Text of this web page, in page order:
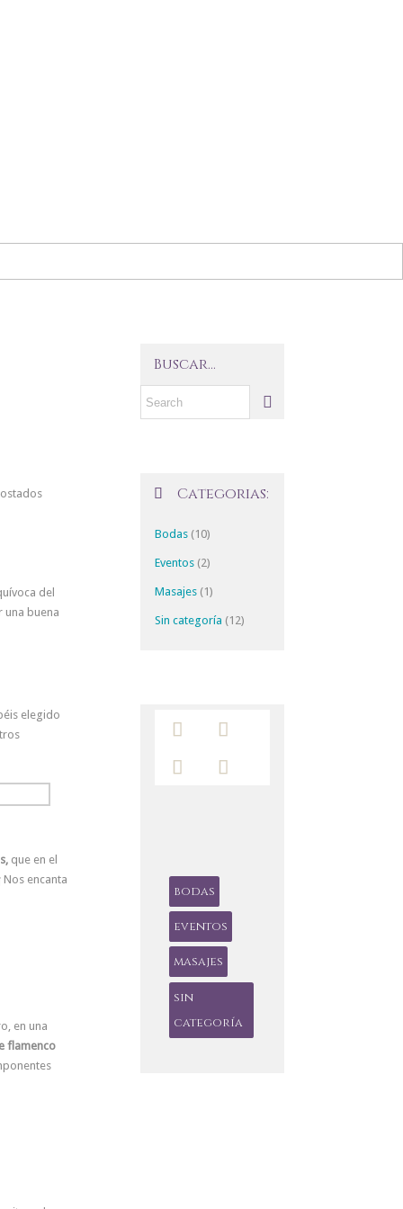
del
una buena
elegido
que en el
Nos encanta
en una
flamenco
Buscar…
 Categorias:
Bodas (10)
Eventos (2)
Masajes (1)
Sin categoría (12)




bodas
eventos
masajes
sin
categoría